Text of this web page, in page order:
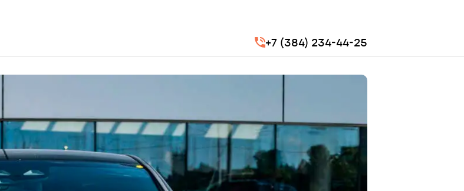
+7 (384) 234-44-25